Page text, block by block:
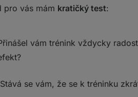
znamená syndrom vyhoření?
ke cvičení, ztráta motivace a
s tím?
pro vás mám kratičký test:
vám trénink vždycky
Stává se vám, že se k tréninku